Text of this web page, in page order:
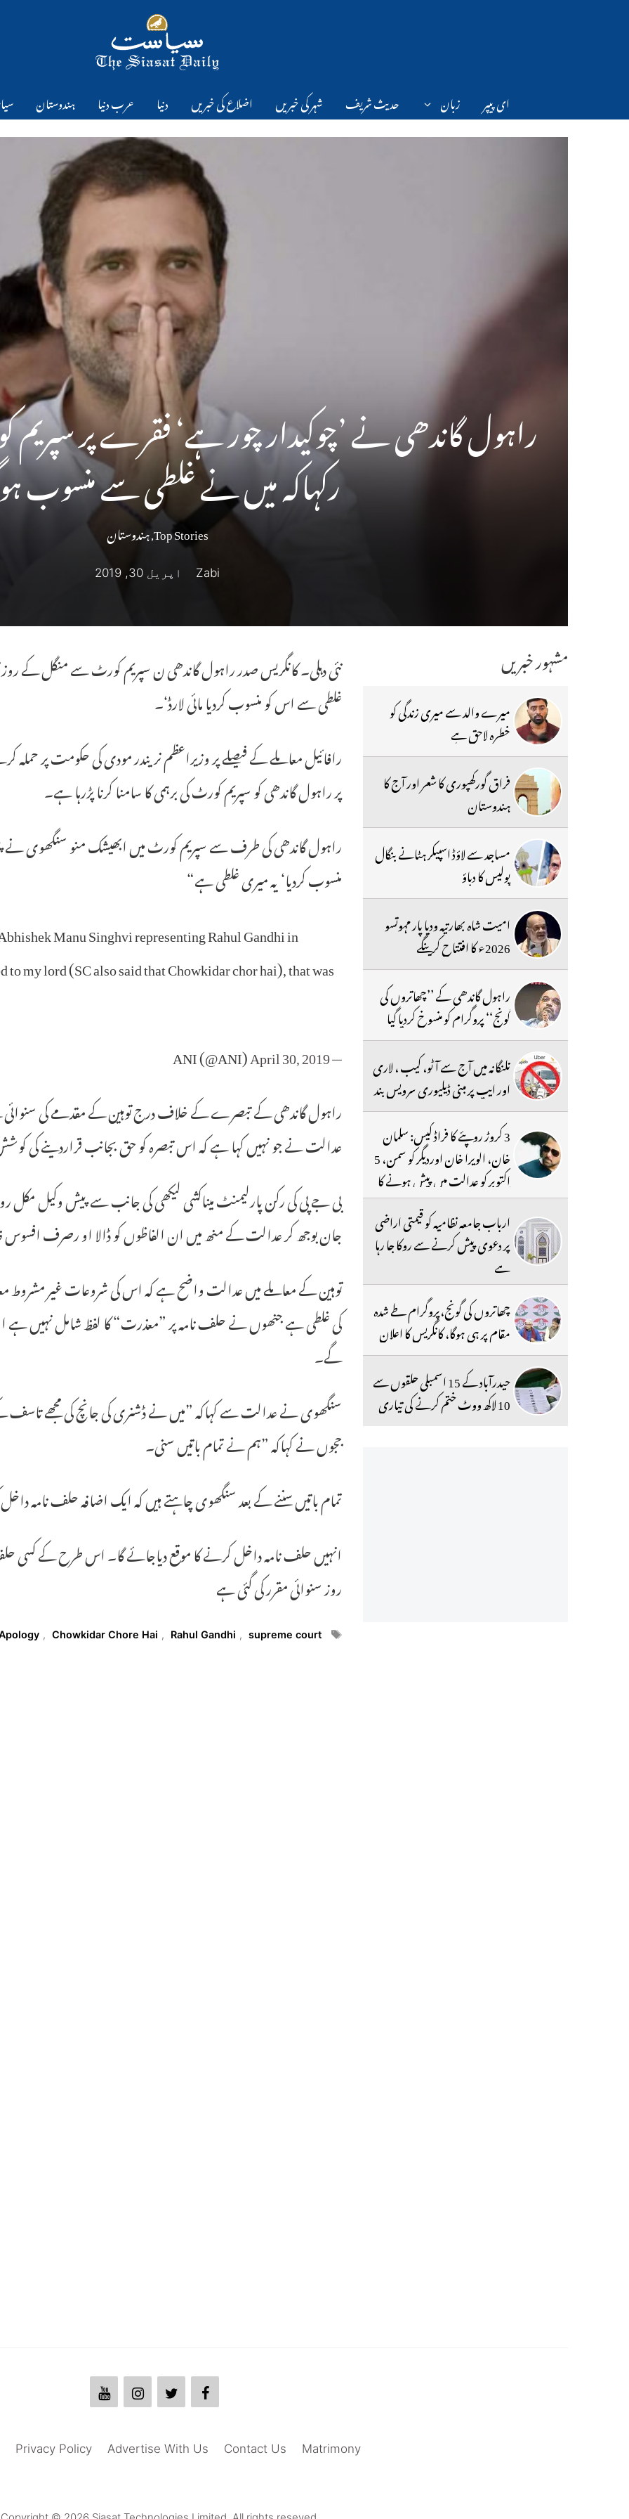
ای پیپر زبان حدیث شریف شہر کی خبریں اضلاع کی خبریں دنیا عرب دنیا ہندوستان
راہول گاندھی نے ’چوکیدار چور ہے‘ فقرے پر سپریم
رکہاکہ میں نے غلطی سے منسوب
Top Stories
,ہندوستان
Zabi اپریل 30, 2019
نئی دہلی۔ کانگریس صدر راہول گاندھی ن سپریم کورٹ سے منگل کے روز
غلطی سے اس کو منسوب کردیا مائی لارڈ‘۔
رافائیل معاملے کے فیصلے پر وزیراعظم نریندر مودی کی حکومت پر
پر راہول گاندھی کو سپریم کورٹ کی برہمی کا سامنا کرنا پڑرہا ہے۔
راہول گاندھی کی طرف سے سپریم کورٹ میں ابھیشک منو سنگھوی نے
منسوب کردیا‘ یہ میری غلطی ہے“
Manu Singhvi representing Rahul Gandhi in
my lord (SC also said that Chowkidar chor hai), that was
— ANI (@ANI)
April 30, 2019
راہول گاندھی کے تبصرے کے خلاف درج توہین کے مقدمے کی
عدالت نے جو نہیں کہا ہے کہ اس تبصرہ کو حق بجانب قراردینے کی
بی جے پی کی رکن پارلیمنٹ میناکشی لیکھی کی جانب سے پیش وکیل مکل
جان بوجھ کر عدالت کے منھ میں ان الفاظوں کو ڈالا او رصرف افسوس
توہین کے معاملے میں عدالت واضح ہے کہ اس کی شروعات غیر
کی غلطی ہے جنھوں نے حلف نامہ پر ”معذرت“ کا لفظ شامل نہیں ہے
گے۔
سنگھوی نے عدالت سے کہاکہ ”میں نے ڈشنری کی جانچ کی مجھے تاسف
ججوں نے کہاکہ ”ہم نے تمام باتیں سنی۔
تمام باتیں سننے کے بعد سنگھوی چاہتے ہیں کہ ایک اضافہ حلف نامہ
روز سنوائی مقرر کی گئی ہے
Tags
, Chowkidar Chore Hai , Rahul Gandhi , supreme court
مشہور خبریں
میرے والد سے میری زندگی کو
خطرہ لاحق ہے
فراق گورکھپوری کا شعر اور آج کا
ہندوستان
مساجد سے لاؤڈ اسپیکر ہٹانے بنگال
پولیس کا دباؤ
امیت شاہ بھارتیہ ودیا پار مہوتسو
2026ء کا افتتاح کرینگے
راہول گاندھی کے ’’چھاتروں کی
گونج‘‘ پروگرام کو منسوخ کردیا گیا
تلنگانہ میں آج سے آٹو، کیب ، لاری
اور ایپ پر مبنی ڈیلیوری سرویس بند
3 کروڑ روپئے کا فراڈ کیس: سلمان
خان، الویرا خان اوردیگر کو سمن، 5
اکتوبر کو عدالت میں پیش ہونے کا
حکم
ارباب جامعہ نظامیہ کو قیمتی اراضی
پر دعوی پیش کرنے سے روکا جا رہا
ہے
چھاتروں کی گونج،پروگرام طے شدہ
مقام پر ہی ہوگا، کانگریس کا اعلان
حیدرآباد کے 15 اسمبلی حلقوں سے
10 لاکھ ووٹ ختم کرنے کی تیاری
Matrimony
Contact Us
Advertise With Us
Privacy Policy